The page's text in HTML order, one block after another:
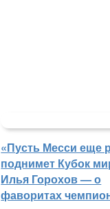
«Пусть Месси еще
поднимет Кубок
Илья Горохов — о
фаворитах